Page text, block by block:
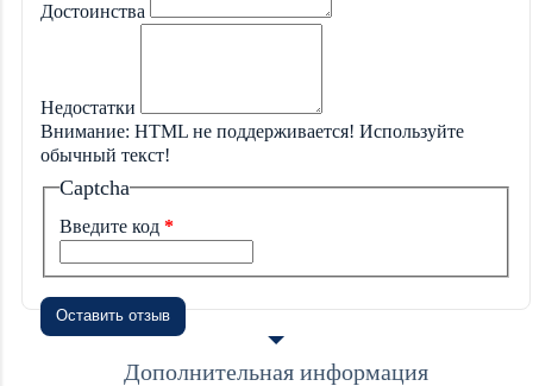
Достоинства
Недостатки
Внимание: HTML не поддерживается! Используйте
обычный текст!
Captcha
Введите код
Оставить отзыв
Дополнительная информация